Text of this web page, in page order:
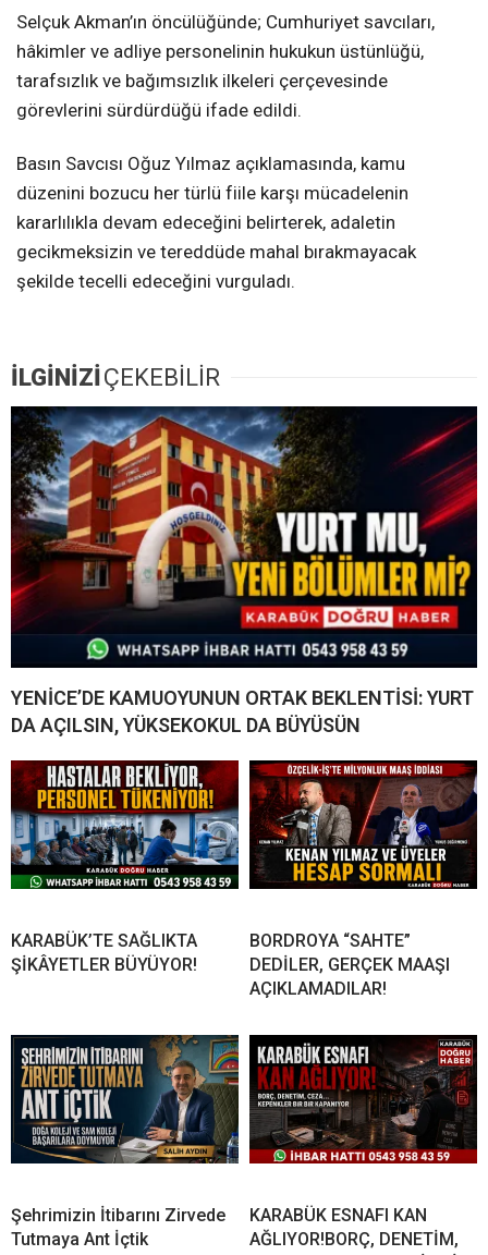
Selçuk Akman’ın öncülüğünde; Cumhuriyet savcıları,
hâkimler ve adliye personelinin hukukun üstünlüğü,
tarafsızlık ve bağımsızlık ilkeleri çerçevesinde
görevlerini sürdürdüğü ifade edildi.
Basın Savcısı Oğuz Yılmaz açıklamasında, kamu
düzenini bozucu her türlü fiile karşı mücadelenin
kararlılıkla devam edeceğini belirterek, adaletin
gecikmeksizin ve tereddüde mahal bırakmayacak
şekilde tecelli edeceğini vurguladı.
İLGİNİZİÇEKEBİLİR
YENİCE’DE KAMUOYUNUN ORTAK BEKLENTİSİ: YURT
DA AÇILSIN, YÜKSEKOKUL DA BÜYÜSÜN
KARABÜK’TE SAĞLIKTA
ŞİKÂYETLER BÜYÜYOR!
BORDROYA “SAHTE”
DEDİLER, GERÇEK MAAŞI
AÇIKLAMADILAR!
Şehrimizin İtibarını Zirvede
Tutmaya Ant İçtik
KARABÜK ESNAFI KAN
AĞLIYOR!BORÇ, DENETİM,